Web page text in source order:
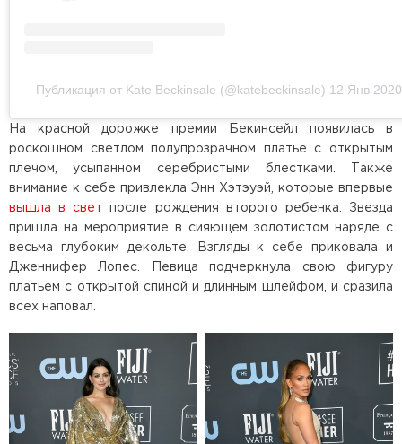
Публикация от Kate Beckinsale (@katebeckinsale) 12 Янв
На красной дорожке премии Бекинсейл появилась в
роскошном светлом полупрозрачном платье с открытым
плечом, усыпанном серебристыми блестками. Также
внимание к себе привлекла Энн Хэтэуэй, которые впервые
вышла в свет
после рождения второго ребенка. Звезда
пришла на мероприятие в сияющем золотистом наряде с
весьма глубоким декольте. Взгляды к себе приковала и
Дженнифер Лопес. Певица подчеркнула свою фигуру
платьем с открытой спиной и длинным шлейфом, и сразила
всех наповал.